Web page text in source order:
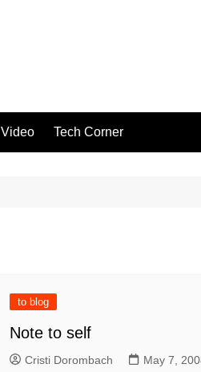
Video Tech Corner
to blog
Note to self
Cristi Dorombach May 7,